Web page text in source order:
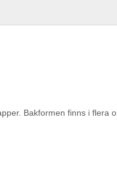
Bakformen finns i flera